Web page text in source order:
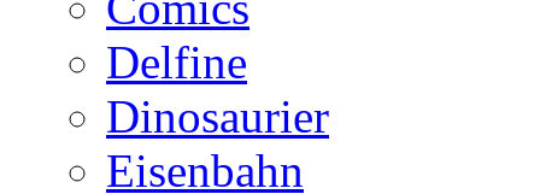
Delfine
Dinosaurier
Eisenbahn